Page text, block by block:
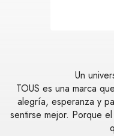
Un
TOUS es una marca
alegría, esperanza y
sentirse mejor. Porque